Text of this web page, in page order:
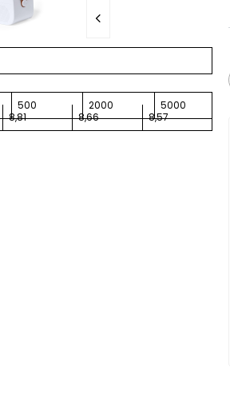
500 2000 5000
8,81 8,66 8,57